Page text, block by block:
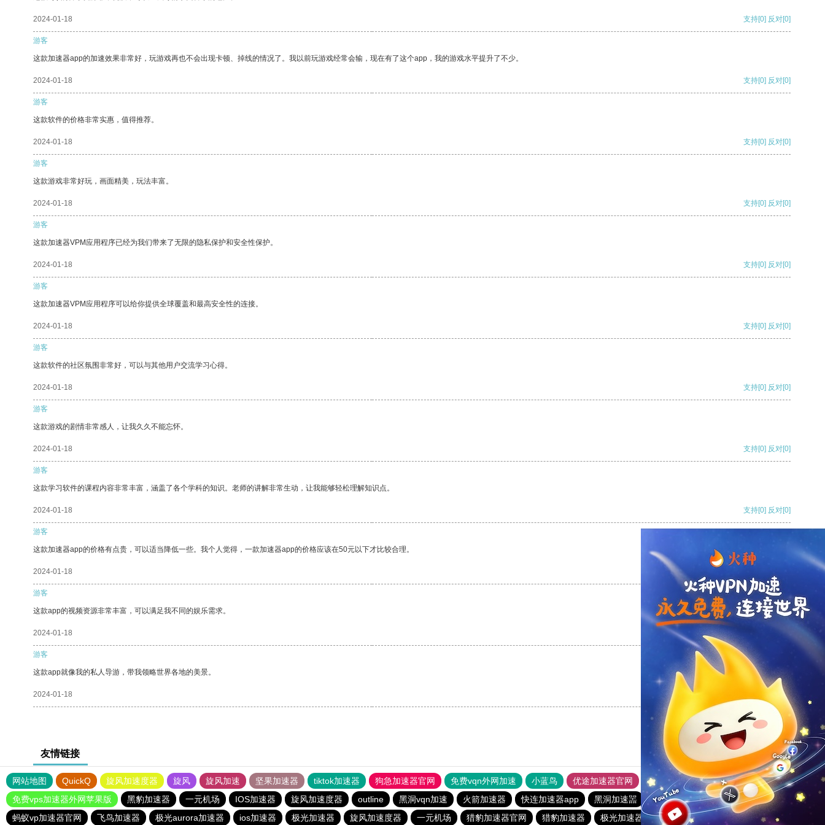
2024-01-18 支持[0] 反对[0]
游客
这款加速器app的加速效果非常好，玩游戏再也不会出现卡顿、掉线的情况了。我以前玩游戏经常会输，现在有了这个app，我的游戏水平提升了不少。
2024-01-18 支持[0] 反对[0]
游客
这款软件的价格非常实惠，值得推荐。
2024-01-18 支持[0] 反对[0]
游客
这款游戏非常好玩，画面精美，玩法丰富。
2024-01-18 支持[0] 反对[0]
游客
这款加速器VPM应用程序已经为我们带来了无限的隐私保护和安全性保护。
2024-01-18 支持[0] 反对[0]
游客
这款加速器VPM应用程序可以给你提供全球覆盖和最高安全性的连接。
2024-01-18 支持[0] 反对[0]
游客
这款软件的社区氛围非常好，可以与其他用户交流学习心得。
2024-01-18 支持[0] 反对[0]
游客
这款游戏的剧情非常感人，让我久久不能忘怀。
2024-01-18 支持[0] 反对[0]
游客
这款学习软件的课程内容非常丰富，涵盖了各个学科的知识。老师的讲解非常生动，让我能够轻松理解知识点。
2024-01-18 支持[0] 反对[0]
游客
这款加速器app的价格有点贵，可以适当降低一些。我个人觉得，一款加速器app的价格应该在50元以下才比较合理。
2024-01-18
游客
这款app的视频资源非常丰富，可以满足我不同的娱乐需求。
2024-01-18 反对
游客
这款app就像我的私人导游，带我领略世界各地的美景。
2024-01-18 反对[0]
友情链接
网站地图 QuickQ 旋风加速度器 旋风 旋风加速 坚果加速器 tiktok加速器 狗急加速器官网 免费vqn外网加速 小蓝鸟 优途加速器官网 风驰加速器 旋风加速器
八戒看书
免费vps加速器外网苹果版
黑豹加速器 一元机场 IOS加速器 旋风加速度器 outline 黑洞vqn加速 火箭加速器 快连加速器app 黑洞加速噐 ios加速器
黑豹加速器
蚂蚁vp加速器官网
飞鸟加速器 极光aurora加速器 ios加速器 极光加速器 旋风加速度器 一元机场 猎豹加速器官网 猎豹加速器 极光加速器官网 黑洞官网 闪电猫加速器